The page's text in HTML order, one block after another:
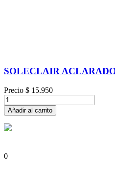
SOLECLAIR
Precio $ 15.950
Añadir al carrito
0